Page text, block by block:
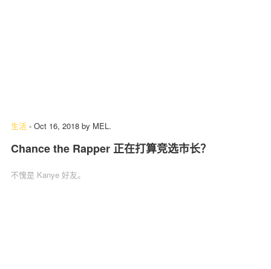
生活 - Oct 16, 2018 by MEL.
Chance the Rapper 正在打算竞选市长？
不愧是 Kanye 好友。